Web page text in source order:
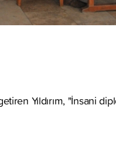
Yıldırım, "İnsani